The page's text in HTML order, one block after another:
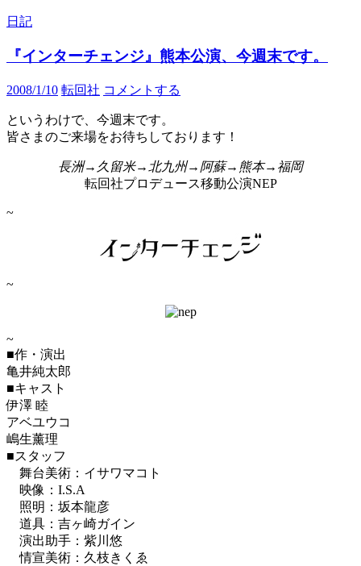
日記
『インターチェンジ』熊本公演、今週末です。
2008/1/10 転回社 コメントする
というわけで、今週末です。
皆さまのご来場をお待ちしております！
長洲→久留米→北九州→阿蘇→熊本→福岡
転回社プロデュース移動公演NEP
~
~
~
■作・演出
亀井純太郎
■キャスト
伊澤 睦
アベユウコ
嶋生薰理
■スタッフ
舞台美術：イサワマコト
映像：I.S.A
照明：坂本龍彦
道具：吉ヶ崎ガイン
演出助手：紫川悠
情宣美術：久枝きくゑ